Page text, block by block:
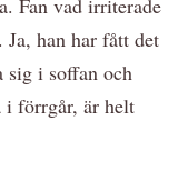
Fan vad irriterade
han har fått det
sig i soffan och
i förrgår, är helt